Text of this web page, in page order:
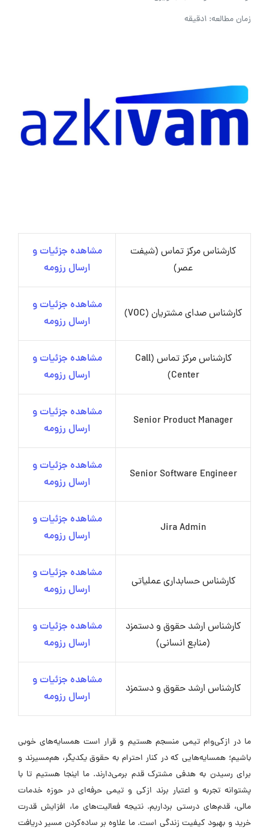
زمان مطالعه: 1دقیقه
کارشناس مرکز تماس (شیفت
عصر)
مشاهده جزئیات و
ارسال رزومه
کارشناس صدای مشتریان (VOC)
مشاهده جزئیات و
ارسال رزومه
کارشناس مرکز تماس (Call
Center)
مشاهده جزئیات و
ارسال رزومه
Senior Product Manager
مشاهده جزئیات و
ارسال رزومه
Senior Software Engineer
مشاهده جزئیات و
ارسال رزومه
Jira Admin
مشاهده جزئیات و
ارسال رزومه
کارشناس حسابداری عملیاتی
مشاهده جزئیات و
ارسال رزومه
کارشناس ارشد حقوق و دستمزد
(منابع انسانی)
مشاهده جزئیات و
ارسال رزومه
کارشناس ارشد حقوق و دستمزد
مشاهده جزئیات و
ارسال رزومه
ما در ازکی‌وام تیمی منسجم هستیم و قرار است همسایه‌های خوبی
باشیم؛ همسایه‌هایی که در کنار احترام به حقوق یکدیگر، هم‌مسیرند و
برای رسیدن به هدفی مشترک قدم برمی‌دارند. ما اینجا هستیم تا با
پشتوانه تجربه و اعتبار برند ازکی و تیمی حرفه‌ای در حوزه خدمات
مالی، قدم‌های درستی برداریم. نتیجه فعالیت‌های ما، افزایش قدرت
خرید و بهبود کیفیت زندگی است. ما علاوه بر ساده‌کردن مسیر دریافت